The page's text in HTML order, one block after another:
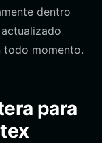
dentro
todo momento.
para